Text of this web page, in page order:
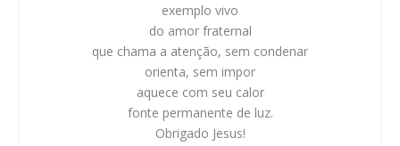
exemplo vivo
do amor fraternal
que chama a atenção, sem condenar
orienta, sem impor
aquece com seu calor
fonte permanente de luz.
Obrigado Jesus!